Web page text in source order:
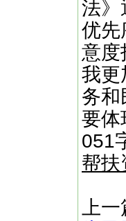
法》
优先
意度
我更
务和
要
051
帮扶
上一